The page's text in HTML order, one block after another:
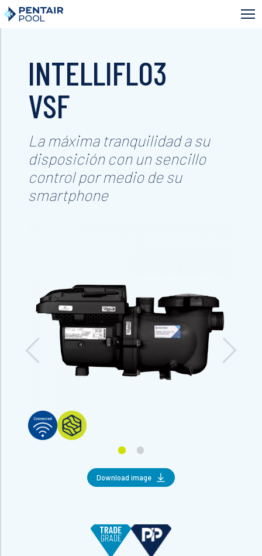
Skip
to
main
INTELLIFLO3
VSF
La máxima tranquilidad a su
disposición con un sencillo
control por medio de su
smartphone
Download image